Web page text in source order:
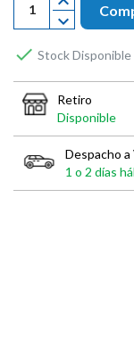
 Stock Disponible
Retiro
Disponible
Despacho a
1 o 2 días